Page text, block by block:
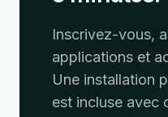
Inscrivez-vous,
applications et
Une installation
est incluse avec